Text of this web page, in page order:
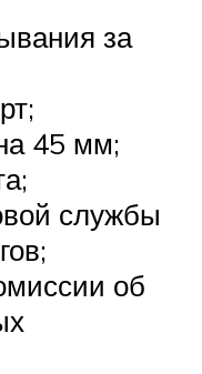
за
45 мм;
службы
об